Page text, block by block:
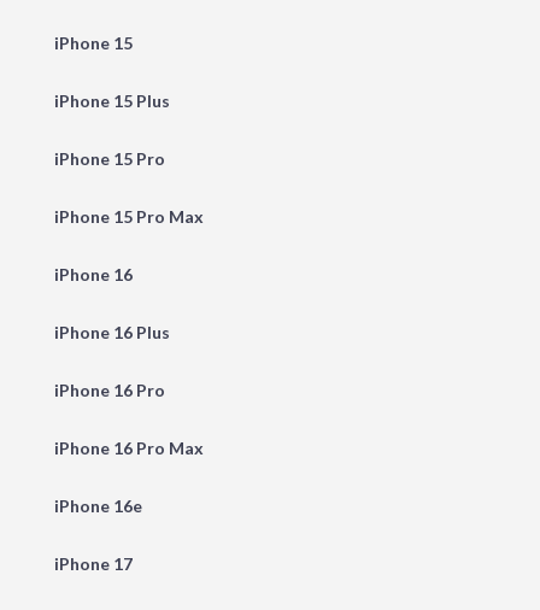
iPhone 15
iPhone 15 Plus
iPhone 15 Pro
iPhone 15 Pro Max
iPhone 16
iPhone 16 Plus
iPhone 16 Pro
iPhone 16 Pro Max
iPhone 16e
iPhone 17